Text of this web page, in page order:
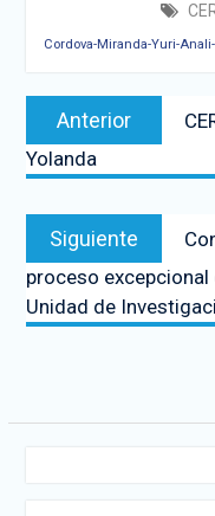
Cordova-Miranda-Yuri-
Anterior
Yolanda
Siguiente
proceso
Unidad de